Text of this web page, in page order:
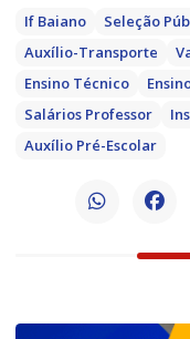
If Baiano Seleção
Auxílio-Transporte
Ensino Técnico
Salários Professor
Auxílio Pré-Escolar